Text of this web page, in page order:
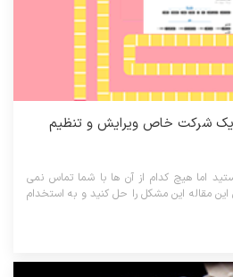
یک شرکت خاص ویرایش و تنظیم
اما هیچ کدام از آن ها با شما تماس نمی
این مقاله این مشکل را حل کنید و به استخدام